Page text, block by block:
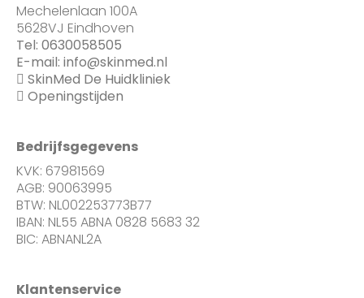
Mechelenlaan 100A
5628VJ Eindhoven
Tel: 0630058505
E-mail: info@skinmed.nl
SkinMed De Huidkliniek
Openingstijden
Bedrijfsgegevens
KVK: 67981569
AGB: 90063995
BTW: NL002253773B77
IBAN: NL55 ABNA 0828 5683 32
BIC: ABNANL2A
Klantenservice